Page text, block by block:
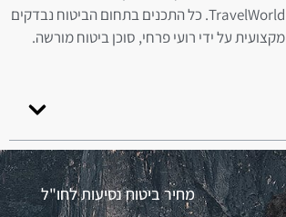
TravelWorld. כל התכנים בתחום הביטוח נבדקים
מקצועית על ידי רועי פרחי, סוכן ביטוח מורשה.
מחיר ביטוח נסיעות לחו"ל